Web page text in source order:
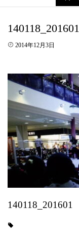
140118_201601
2014年12月3日
140118_201601